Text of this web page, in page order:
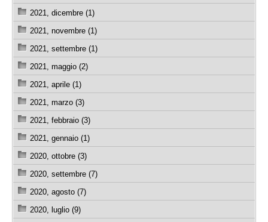
2021, dicembre (1)
2021, novembre (1)
2021, settembre (1)
2021, maggio (2)
2021, aprile (1)
2021, marzo (3)
2021, febbraio (3)
2021, gennaio (1)
2020, ottobre (3)
2020, settembre (7)
2020, agosto (7)
2020, luglio (9)